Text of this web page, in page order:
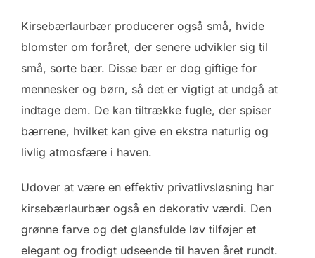
Kirsebærlaurbær producerer også små, hvide
blomster om foråret, der senere udvikler sig til
små, sorte bær. Disse bær er dog giftige for
mennesker og børn, så det er vigtigt at undgå at
indtage dem. De kan tiltrække fugle, der spiser
bærrene, hvilket kan give en ekstra naturlig og
livlig atmosfære i haven.
Udover at være en effektiv privatlivsløsning har
kirsebærlaurbær også en dekorativ værdi. Den
grønne farve og det glansfulde løv tilføjer et
elegant og frodigt udseende til haven året rundt.